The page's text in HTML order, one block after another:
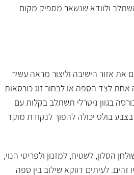
ולוודא שנשאר מספיק מקום
את אזור הישיבה וליצור מראה עשיר
אחת לצד הספה או לבחור זוג כורסאות
בגוון ניטרלי תשתלב בקלות עם
בולט יכולה להפוך לנקודת מוקד
הסלון, לשטיח, למזנון ולפריטי הנוי,
זהים. לעיתים דווקא שילוב בין ספה